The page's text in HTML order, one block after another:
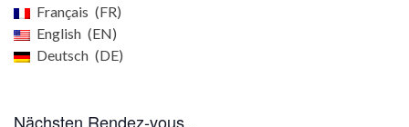
Français
FR
English
EN
Deutsch
DE
Nächsten Rendez-vous...